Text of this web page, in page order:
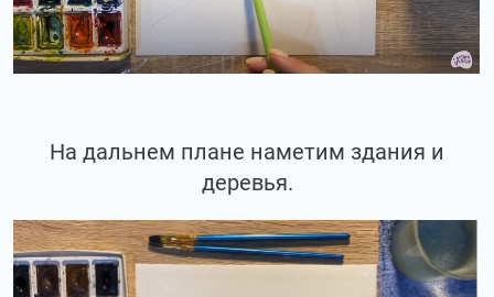
На дальнем плане наметим здания и
деревья.